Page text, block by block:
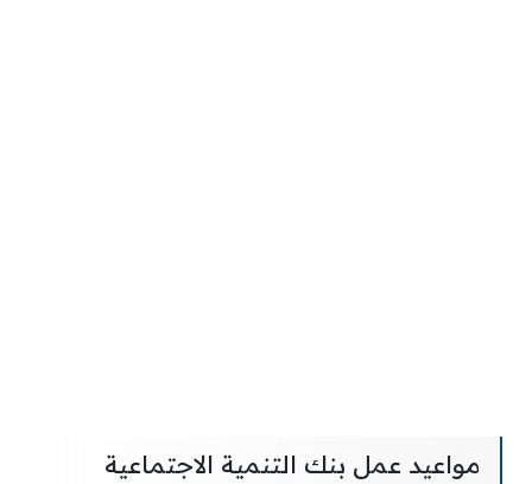
مواعيد عمل بنك التنمية الاجتماعية